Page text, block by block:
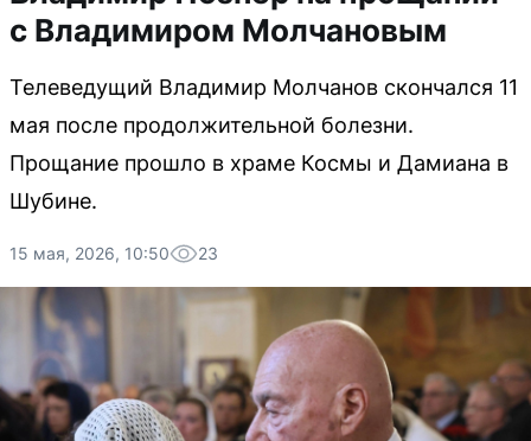
с Владимиром Молчановым
Телеведущий Владимир Молчанов скончался 11
мая после продолжительной болезни.
Прощание прошло в храме Космы и Дамиана в
Шубине.
15 мая, 2026, 10:50 23